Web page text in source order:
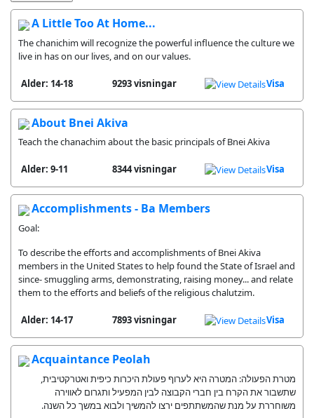
A Little Too At Home...
The chanichim will recognize the powerful influence the culture we
live in has on our lives, and on our values.
Alder: 14-18 9293 visningar Visa
About Bnei Akiva
Teach the chanachim about the basic principals of Bnei Akiva
Alder: 9-11 8344 visningar Visa
Accomplishments - Ba Members
Goal:
To describe the efforts and accomplishments of Bnei Akiva
members in the United States to help found the State of Israel and
since- smuggling arms, demonstrating, raising money... and relate
them to the efforts and beliefs of the religious chalutzim.
Alder: 14-17 7893 visningar Visa
Acquaintance Peolah
מטרת הפעולה: המטרה היא לערוף פעולת היכרות כיפית ואטרקטיבית,
שתשבור את הקרח בין חברי הקבוצה לבין המפעיל ותגרום לאווירה
משוחררת על מנת שהמשתתפים ירצו להמשיך ולבוא במשך כל השנה.